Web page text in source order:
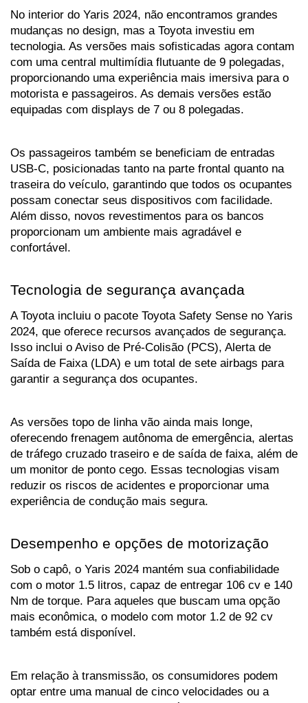
No interior do Yaris 2024, não encontramos grandes
mudanças no design, mas a Toyota investiu em
tecnologia. As versões mais sofisticadas agora contam
com uma central multimídia flutuante de 9 polegadas,
proporcionando uma experiência mais imersiva para o
motorista e passageiros. As demais versões estão
equipadas com displays de 7 ou 8 polegadas.
Os passageiros também se beneficiam de entradas
USB-C, posicionadas tanto na parte frontal quanto na
traseira do veículo, garantindo que todos os ocupantes
possam conectar seus dispositivos com facilidade.
Além disso, novos revestimentos para os bancos
proporcionam um ambiente mais agradável e
confortável.
Tecnologia de segurança avançada
A Toyota incluiu o pacote Toyota Safety Sense no Yaris
2024, que oferece recursos avançados de segurança.
Isso inclui o Aviso de Pré-Colisão (PCS), Alerta de
Saída de Faixa (LDA) e um total de sete airbags para
garantir a segurança dos ocupantes.
As versões topo de linha vão ainda mais longe,
oferecendo frenagem autônoma de emergência, alertas
de tráfego cruzado traseiro e de saída de faixa, além de
um monitor de ponto cego. Essas tecnologias visam
reduzir os riscos de acidentes e proporcionar uma
experiência de condução mais segura.
Desempenho e opções de motorização
Sob o capô, o Yaris 2024 mantém sua confiabilidade
com o motor 1.5 litros, capaz de entregar 106 cv e 140
Nm de torque. Para aqueles que buscam uma opção
mais econômica, o modelo com motor 1.2 de 92 cv
também está disponível.
Em relação à transmissão, os consumidores podem
optar entre uma manual de cinco velocidades ou a